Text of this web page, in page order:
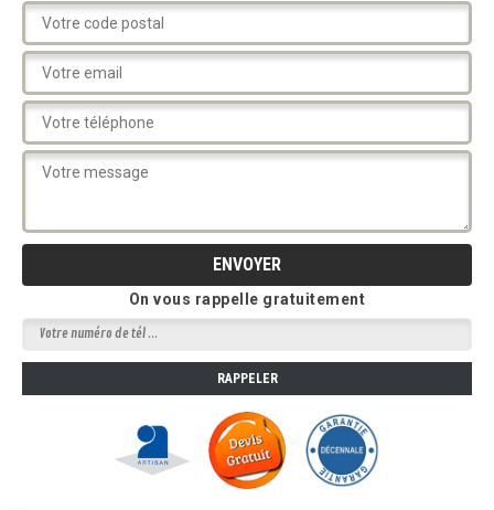
On vous rappelle gratuitement